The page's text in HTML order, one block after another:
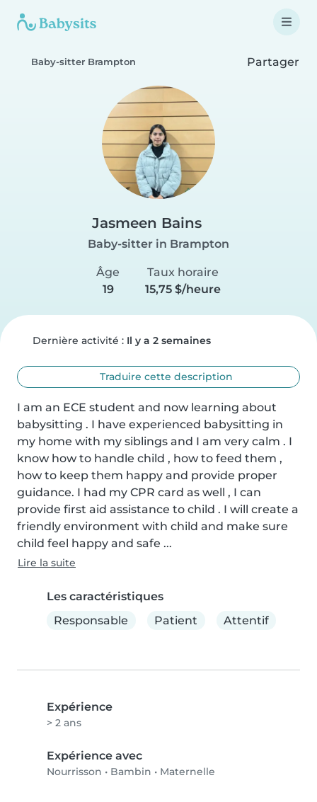
Baby-sitter Brampton Partager
Jasmeen Bains
Baby-sitter in Brampton
Âge
19
Taux horaire
15,75 $/heure
Dernière activité : Il y a 2 semaines
Traduire cette description
I am an ECE student and now learning about
babysitting . I have experienced babysitting in
my home with my siblings and I am very calm . I
know how to handle child , how to feed them ,
how to keep them happy and provide proper
guidance. I had my CPR card as well , I can
provide first aid assistance to child . I will create a
friendly environment with child and make sure
child feel happy and safe ...
Lire la suite
Les caractéristiques
Responsable
Patient Attentif
Expérience
> 2 ans
Expérience avec
Nourrisson • Bambin • Maternelle